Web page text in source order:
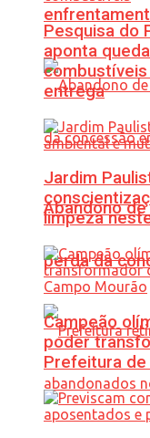
Abandono
perda da
Pesquisa do
aponta
entrega
Jardim
limpeza
Campeão
poder
Prefeitura de